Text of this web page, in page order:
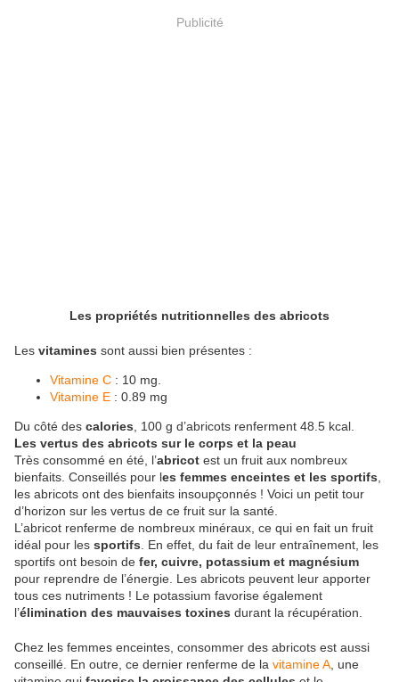
Publicité
Les propriétés nutritionnelles des abricots
Les vitamines sont aussi bien présentes :
Vitamine C : 10 mg.
Vitamine E : 0.89 mg
Du côté des calories , 100 g d’abricots renferment 48.5 kcal.
Les vertus des abricots sur le corps et la peau
Très consommé en été, l’abricot est un fruit aux nombreux
bienfaits. Conseillés pour les femmes enceintes et les sportifs
les abricots ont des bienfaits insoupçonnés ! Voici un petit tour
d’horizon sur les vertus de ce fruit sur la santé.
L’abricot renferme de nombreux minéraux, ce qui en fait un fruit
idéal pour les sportifs . En effet, du fait de leur entraînement, les
sportifs ont besoin de fer, cuivre, potassium et magnésium
pour reprendre de l’énergie. Les abricots peuvent leur apporter
tous ces nutriments ! Le potassium favorise également
l’élimination des mauvaises toxines durant la récupération.
Chez les femmes enceintes, consommer des abricots est aussi
conseillé. En outre, ce dernier renferme de la vitamine A , une